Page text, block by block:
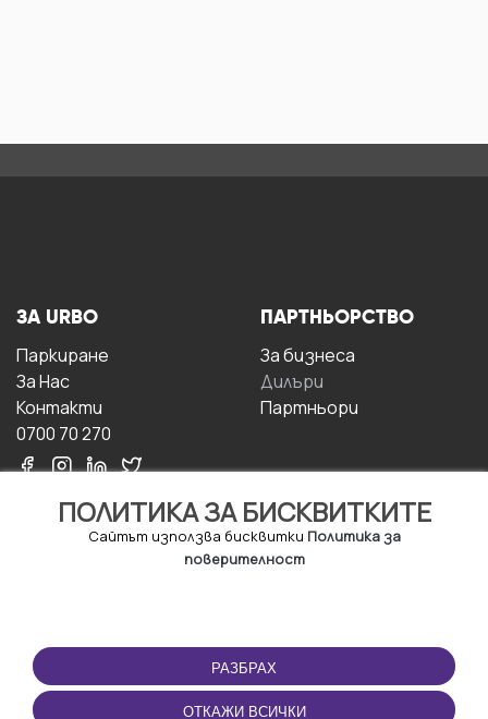
ПОЛИТИКА ЗА БИСКВИТКИТЕ
Сайтът използва бисквитки Политика за
поверителност
РАЗБРАХ
ОТКАЖИ ВСИЧКИ
ЗА URBO
Паркиране
За Hас
Контакти
0700 70 270
ПАРТНЬОРСТВО
За бизнесa
Дилъри
Партньори
ПОЛЗВАНЕ
Правила и условия за
ползване
ПРИЛОЖЕНИЕТО